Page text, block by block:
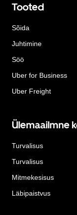
Tooted
Sõida
Juhtimine
Söö
Uber for Business
Uber Freight
Ülemaailmne
Turvalisus
Turvalisus
Mitmekesisus
Läbipaistvus